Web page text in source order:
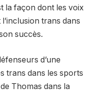
la façon dont les voix
trans dans
succès.
d’une
trans dans les sports
Thomas dans la